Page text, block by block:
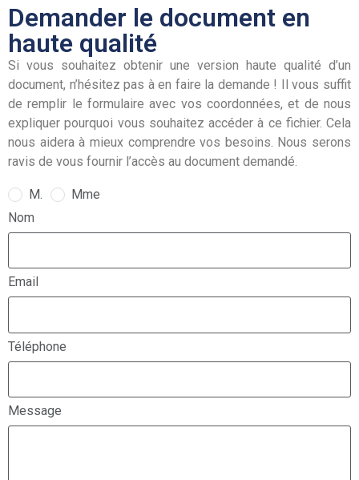
Demander le document en
haute qualité
Si vous souhaitez obtenir une version haute qualité d’un
document, n’hésitez pas à en faire la demande ! Il vous suffit
de remplir le formulaire avec vos coordonnées, et de nous
expliquer pourquoi vous souhaitez accéder à ce fichier. Cela
nous aidera à mieux comprendre vos besoins. Nous serons
ravis de vous fournir l’accès au document demandé.
M.
Mme
Nom
Email
Téléphone
Message